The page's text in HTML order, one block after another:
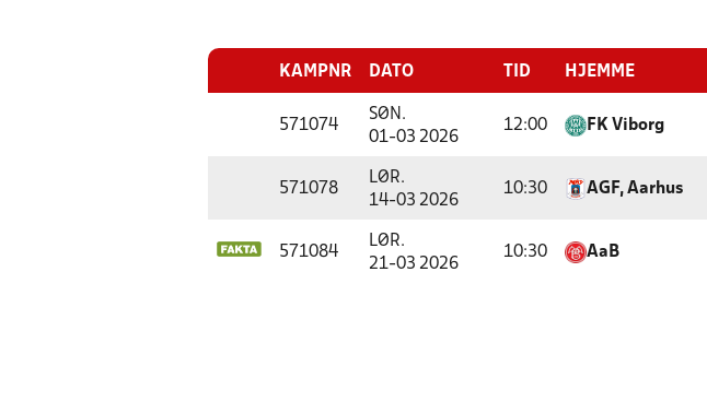
KAMPNR DATO TID HJEMME
571074
SØN.
01-03 2026
12:00 FK Viborg
571078
LØR.
14-03 2026
10:30 AGF, Aarhus
571084
LØR.
21-03 2026
10:30 AaB